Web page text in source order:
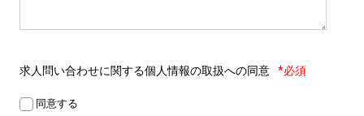
求人問い合わせに関する個人情報の取扱への同意 *必須
同意する